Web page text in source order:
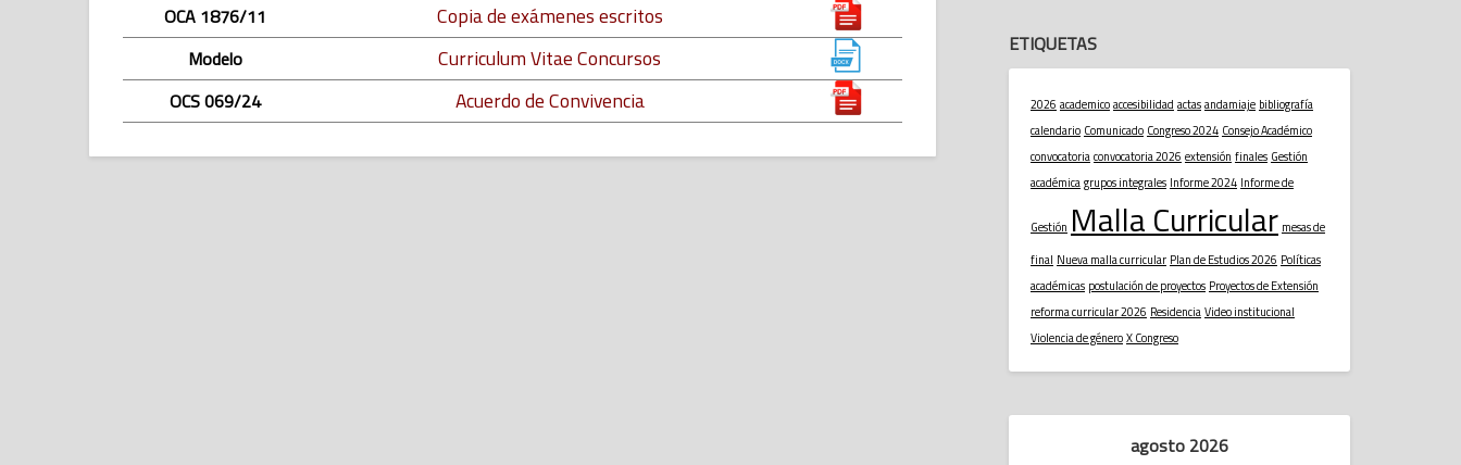
OCA 1876/11 Copia de exámenes escritos
Modelo Curriculum Vitae Concursos
OCS 069/24 Acuerdo de Convivencia
ETIQUETAS
2026 academicoaccesibilidad actasandamiaje bibliografía
calendario Comunicado Congreso 2024 Consejo Académico
convocatoriaconvocatoria 2026 extensión finales Gestión
académicagrupos integrales Informe 2024 Informe de
Gestión Malla Curricular mesas de
final Nueva malla curricular Plan de Estudios 2026 Políticas
académicas postulación de proyectos Proyectos de Extensión
reforma curricular 2026 ResidenciaVideo institucional
Violencia de géneroX Congreso
agosto 2026